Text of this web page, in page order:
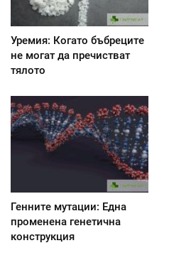
Уремия: Когато бъбреците
не могат да пречистват
тялото
Генните мутации: Една
променена генетична
конструкция